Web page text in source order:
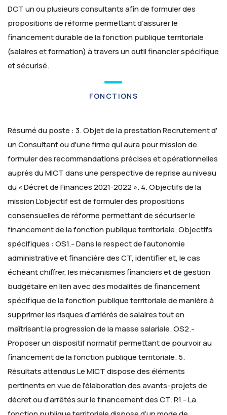
DCT un ou plusieurs consultants afin de formuler des
propositions de réforme permettant d’assurer le
financement durable de la fonction publique territoriale
(salaires et formation) à travers un outil financier spécifique
et sécurisé.
FONCTIONS
Résumé du poste :3. Objet de la prestationRecrutement d'
un Consultant ou d'une firme qui aura pour mission de
formuler des recommandations précises et opérationnelles
auprès du MICT dans une perspective de reprise au niveau
du « Décret de Finances 2021-2022 ».4. Objectifs de la
missionL’objectif est de formuler des propositions
consensuelles de réforme permettant de sécuriser le
financement de la fonction publique territoriale.Objectifs
spécifiques :OS1.- Dans le respect de l’autonomie
administrative et financière des CT, identifier et, le cas
échéant chiffrer, les mécanismes financiers et de gestion
budgétaire en lien avec des modalités de financement
spécifique de la fonction publique territoriale de manière à
supprimer les risques d’arriérés de salaires tout en
maîtrisant la progression de la masse salariale.OS2.-
Proposer un dispositif normatif permettant de pourvoir au
financement de la fonction publique territoriale.5.
Résultats attendusLe MICT dispose des éléments
pertinents en vue de l’élaboration des avants-projets de
décret ou d’arrêtés sur le financement des CT.R1.- La